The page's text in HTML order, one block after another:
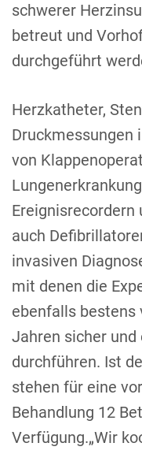
schwerer
betreut und
durchgeführt
Herzkatheter,
Druckmessungen
von
auch
invasiven
mit denen die
ebenfalls bestens
Jahren sicher
durchführen. Ist
stehen für eine
Behandlung 12
Verfügung.„Wir